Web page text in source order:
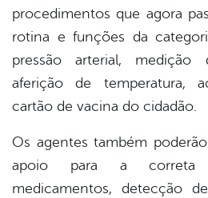
procedimentos que agora
rotina e funções da
pressão arterial, medição
aferição de temperatura,
cartão de vacina do cidadão.
Os agentes também
apoio para a correta
medicamentos, detecção